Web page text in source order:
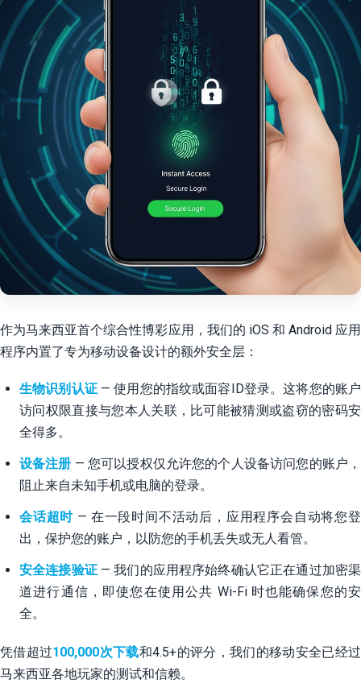
作为马来西亚首个综合性博彩应用，我们的 iOS 和 Android 应用
程序内置了专为移动设备设计的额外安全层：
生物识别认证— 使用您的指纹或面容ID登录。这将您的账户
访问权限直接与您本人关联，比可能被猜测或盗窃的密码安
全得多。
设备注册 — 您可以授权仅允许您的个人设备访问您的账户，
阻止来自未知手机或电脑的登录。
会话超时 — 在一段时间不活动后，应用程序会自动将您登
出，保护您的账户，以防您的手机丢失或无人看管。
安全连接验证— 我们的应用程序始终确认它正在通过加密渠
道进行通信，即使您在使用公共 Wi-Fi 时也能确保您的安
全。
凭借超过100,000次下载和4.5+的评分，我们的移动安全已经过
马来西亚各地玩家的测试和信赖。